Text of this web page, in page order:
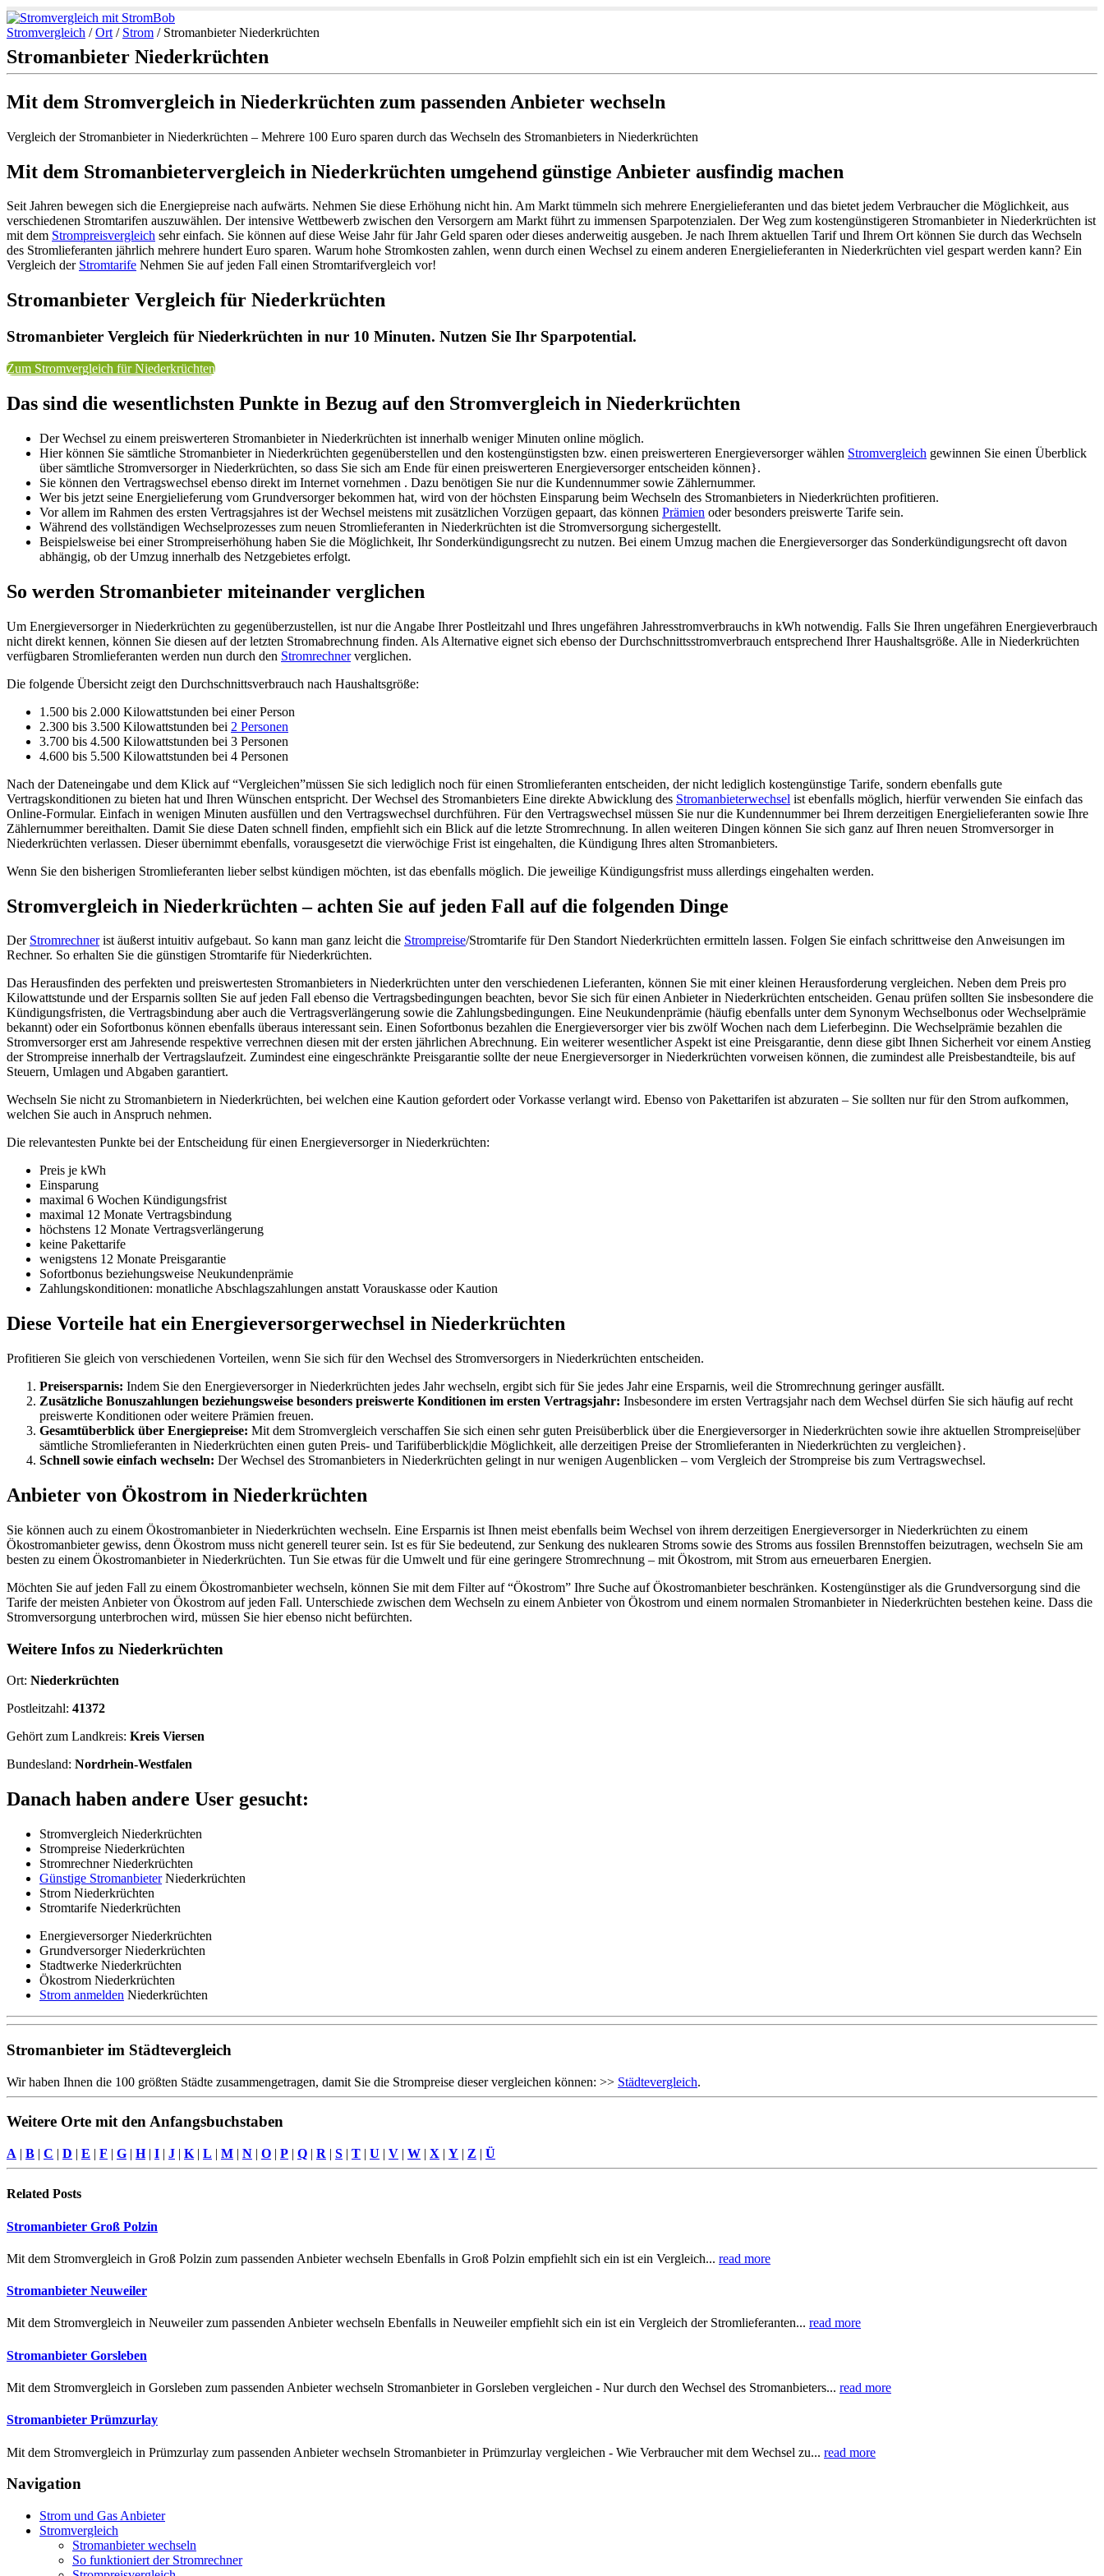
Stromvergleich /Ort / Strom / Stromanbieter Niederkrüchten
Stromanbieter Niederkrüchten
Mit dem Stromvergleich in Niederkrüchten zum passenden Anbieter wechseln
Vergleich der Stromanbieter in Niederkrüchten – Mehrere 100 Euro sparen durch das Wechseln des Stromanbieters in Niederkrüchten
Mit dem Stromanbietervergleich in Niederkrüchten umgehend günstige Anbieter ausfindig machen
Seit Jahren bewegen sich die Energiepreise nach aufwärts. Nehmen Sie diese Erhöhung nicht hin. Am Markt tümmeln sich mehrere Energielieferanten und das bietet jedem Verbraucher die Möglichkeit, aus
verschiedenen Stromtarifen auszuwählen. Der intensive Wettbewerb zwischen den Versorgern am Markt führt zu immensen Sparpotenzialen. Der Weg zum kostengünstigeren Stromanbieter in Niederkrüchten ist
mit dem Strompreisvergleich sehr einfach. Sie können auf diese Weise Jahr für Jahr Geld sparen oder dieses anderweitig ausgeben. Je nach Ihrem aktuellen Tarif und Ihrem Ort können Sie durch das Wechseln
des Stromlieferanten jährlich mehrere hundert Euro sparen. Warum hohe Stromkosten zahlen, wenn durch einen Wechsel zu einem anderen Energielieferanten in Niederkrüchten viel gespart werden kann? Ein
Vergleich der Stromtarife Nehmen Sie auf jeden Fall einen Stromtarifvergleich vor!
Stromanbieter Vergleich für Niederkrüchten
Stromanbieter Vergleich für Niederkrüchten in nur 10 Minuten. Nutzen Sie Ihr Sparpotential.
Zum Stromvergleich für Niederkrüchten
Das sind die wesentlichsten Punkte in Bezug auf den Stromvergleich in Niederkrüchten
Der Wechsel zu einem preiswerteren Stromanbieter in Niederkrüchten ist innerhalb weniger Minuten online möglich.
Hier können Sie sämtliche Stromanbieter in Niederkrüchten gegenüberstellen und den kostengünstigsten bzw. einen preiswerteren Energieversorger wählen Stromvergleich gewinnen Sie einen Überblick
über sämtliche Stromversorger in Niederkrüchten, so dass Sie sich am Ende für einen preiswerteren Energieversorger entscheiden können}.
Sie können den Vertragswechsel ebenso direkt im Internet vornehmen . Dazu benötigen Sie nur die Kundennummer sowie Zählernummer.
Wer bis jetzt seine Energielieferung vom Grundversorger bekommen hat, wird von der höchsten Einsparung beim Wechseln des Stromanbieters in Niederkrüchten profitieren.
Vor allem im Rahmen des ersten Vertragsjahres ist der Wechsel meistens mit zusätzlichen Vorzügen gepaart, das können Prämien oder besonders preiswerte Tarife sein.
Während des vollständigen Wechselprozesses zum neuen Stromlieferanten in Niederkrüchten ist die Stromversorgung sichergestellt.
Beispielsweise bei einer Strompreiserhöhung haben Sie die Möglichkeit, Ihr Sonderkündigungsrecht zu nutzen. Bei einem Umzug machen die Energieversorger das Sonderkündigungsrecht oft davon
abhängig, ob der Umzug innerhalb des Netzgebietes erfolgt.
So werden Stromanbieter miteinander verglichen
Um Energieversorger in Niederkrüchten zu gegenüberzustellen, ist nur die Angabe Ihrer Postleitzahl und Ihres ungefähren Jahresstromverbrauchs in kWh notwendig. Falls Sie Ihren ungefähren Energieverbrauch
nicht direkt kennen, können Sie diesen auf der letzten Stromabrechnung finden. Als Alternative eignet sich ebenso der Durchschnittsstromverbrauch entsprechend Ihrer Haushaltsgröße. Alle in Niederkrüchten
verfügbaren Stromlieferanten werden nun durch den Stromrechnerverglichen.
Die folgende Übersicht zeigt den Durchschnittsverbrauch nach Haushaltsgröße:
1.500 bis 2.000 Kilowattstunden bei einer Person
2.300 bis 3.500 Kilowattstunden bei 2 Personen
3.700 bis 4.500 Kilowattstunden bei 3 Personen
4.600 bis 5.500 Kilowattstunden bei 4 Personen
Nach der Dateneingabe und dem Klick auf “Vergleichen”müssen Sie sich lediglich noch für einen Stromlieferanten entscheiden, der nicht lediglich kostengünstige Tarife, sondern ebenfalls gute
Vertragskonditionen zu bieten hat und Ihren Wünschen entspricht. Der Wechsel des Stromanbieters Eine direkte Abwicklung des Stromanbieterwechsel ist ebenfalls möglich, hierfür verwenden Sie einfach das
Online-Formular. Einfach in wenigen Minuten ausfüllen und den Vertragswechsel durchführen. Für den Vertragswechsel müssen Sie nur die Kundennummer bei Ihrem derzeitigen Energielieferanten sowie Ihre
Zählernummer bereithalten. Damit Sie diese Daten schnell finden, empfiehlt sich ein Blick auf die letzte Stromrechnung. In allen weiteren Dingen können Sie sich ganz auf Ihren neuen Stromversorger in
Niederkrüchten verlassen. Dieser übernimmt ebenfalls, vorausgesetzt die vierwöchige Frist ist eingehalten, die Kündigung Ihres alten Stromanbieters.
Wenn Sie den bisherigen Stromlieferanten lieber selbst kündigen möchten, ist das ebenfalls möglich. Die jeweilige Kündigungsfrist muss allerdings eingehalten werden.
Stromvergleich in Niederkrüchten – achten Sie auf jeden Fall auf die folgenden Dinge
Der Stromrechnerist äußerst intuitiv aufgebaut. So kann man ganz leicht die Strompreise/Stromtarife für Den Standort Niederkrüchten ermitteln lassen. Folgen Sie einfach schrittweise den Anweisungen im
Rechner. So erhalten Sie die günstigen Stromtarife für Niederkrüchten.
Das Herausfinden des perfekten und preiswertesten Stromanbieters in Niederkrüchten unter den verschiedenen Lieferanten, können Sie mit einer kleinen Herausforderung vergleichen. Neben dem Preis pro
Kilowattstunde und der Ersparnis sollten Sie auf jeden Fall ebenso die Vertragsbedingungen beachten, bevor Sie sich für einen Anbieter in Niederkrüchten entscheiden. Genau prüfen sollten Sie insbesondere die
Kündigungsfristen, die Vertragsbindung aber auch die Vertragsverlängerung sowie die Zahlungsbedingungen. Eine Neukundenprämie (häufig ebenfalls unter dem Synonym Wechselbonus oder Wechselprämie
bekannt) oder ein Sofortbonus können ebenfalls überaus interessant sein. Einen Sofortbonus bezahlen die Energieversorger vier bis zwölf Wochen nach dem Lieferbeginn. Die Wechselprämie bezahlen die
Stromversorger erst am Jahresende respektive verrechnen diesen mit der ersten jährlichen Abrechnung. Ein weiterer wesentlicher Aspekt ist eine Preisgarantie, denn diese gibt Ihnen Sicherheit vor einem Anstieg
der Strompreise innerhalb der Vertragslaufzeit. Zumindest eine eingeschränkte Preisgarantie sollte der neue Energieversorger in Niederkrüchten vorweisen können, die zumindest alle Preisbestandteile, bis auf
Steuern, Umlagen und Abgaben garantiert.
Wechseln Sie nicht zu Stromanbietern in Niederkrüchten, bei welchen eine Kaution gefordert oder Vorkasse verlangt wird. Ebenso von Pakettarifen ist abzuraten – Sie sollten nur für den Strom aufkommen,
welchen Sie auch in Anspruch nehmen.
Die relevantesten Punkte bei der Entscheidung für einen Energieversorger in Niederkrüchten:
Preis je kWh
Einsparung
maximal 6 Wochen Kündigungsfrist
maximal 12 Monate Vertragsbindung
höchstens 12 Monate Vertragsverlängerung
keine Pakettarife
wenigstens 12 Monate Preisgarantie
Sofortbonus beziehungsweise Neukundenprämie
Zahlungskonditionen: monatliche Abschlagszahlungen anstatt Vorauskasse oder Kaution
Diese Vorteile hat ein Energieversorgerwechsel in Niederkrüchten
Profitieren Sie gleich von verschiedenen Vorteilen, wenn Sie sich für den Wechsel des Stromversorgers in Niederkrüchten entscheiden.
Preisersparnis: Indem Sie den Energieversorger in Niederkrüchten jedes Jahr wechseln, ergibt sich für Sie jedes Jahr eine Ersparnis, weil die Stromrechnung geringer ausfällt.
Zusätzliche Bonuszahlungen beziehungsweise besonders preiswerte Konditionen im ersten Vertragsjahr: Insbesondere im ersten Vertragsjahr nach dem Wechsel dürfen Sie sich häufig auf recht
preiswerte Konditionen oder weitere Prämien freuen.
Gesamtüberblick über Energiepreise: Mit dem Stromvergleich verschaffen Sie sich einen sehr guten Preisüberblick über die Energieversorger in Niederkrüchten sowie ihre aktuellen Strompreise|über
sämtliche Stromlieferanten in Niederkrüchten einen guten Preis- und Tarifüberblick|die Möglichkeit, alle derzeitigen Preise der Stromlieferanten in Niederkrüchten zu vergleichen}.
Schnell sowie einfach wechseln: Der Wechsel des Stromanbieters in Niederkrüchten gelingt in nur wenigen Augenblicken – vom Vergleich der Strompreise bis zum Vertragswechsel.
Anbieter von Ökostrom in Niederkrüchten
Sie können auch zu einem Ökostromanbieter in Niederkrüchten wechseln. Eine Ersparnis ist Ihnen meist ebenfalls beim Wechsel von ihrem derzeitigen Energieversorger in Niederkrüchten zu einem
Ökostromanbieter gewiss, denn Ökostrom muss nicht generell teurer sein. Ist es für Sie bedeutend, zur Senkung des nuklearen Stroms sowie des Stroms aus fossilen Brennstoffen beizutragen, wechseln Sie am
besten zu einem Ökostromanbieter in Niederkrüchten. Tun Sie etwas für die Umwelt und für eine geringere Stromrechnung – mit Ökostrom, mit Strom aus erneuerbaren Energien.
Möchten Sie auf jeden Fall zu einem Ökostromanbieter wechseln, können Sie mit dem Filter auf “Ökostrom” Ihre Suche auf Ökostromanbieter beschränken. Kostengünstiger als die Grundversorgung sind die
Tarife der meisten Anbieter von Ökostrom auf jeden Fall. Unterschiede zwischen dem Wechseln zu einem Anbieter von Ökostrom und einem normalen Stromanbieter in Niederkrüchten bestehen keine. Dass die
Stromversorgung unterbrochen wird, müssen Sie hier ebenso nicht befürchten.
Weitere Infos zu Niederkrüchten
Ort: Niederkrüchten
Postleitzahl: 41372
Gehört zum Landkreis: Kreis Viersen
Bundesland: Nordrhein-Westfalen
Danach haben andere User gesucht:
Stromvergleich Niederkrüchten
Strompreise Niederkrüchten
Stromrechner Niederkrüchten
Günstige StromanbieterNiederkrüchten
Strom Niederkrüchten
Stromtarife Niederkrüchten
Energieversorger Niederkrüchten
Grundversorger Niederkrüchten
Stadtwerke Niederkrüchten
Ökostrom Niederkrüchten
Strom anmelden Niederkrüchten
Stromanbieter im Städtevergleich
Wir haben Ihnen die 100 größten Städte zusammengetragen, damit Sie die Strompreise dieser vergleichen können: >> Städtevergleich.
Weitere Orte mit den Anfangsbuchstaben
A | B | C | D | E | F | G | H| I | J | K | L | M | N | O | P | Q | R | S | T | U | V | W | X | Y | Z | Ü
Related Posts
Stromanbieter Groß Polzin
Mit dem Stromvergleich in Groß Polzin zum passenden Anbieter wechseln Ebenfalls in Groß Polzin empfiehlt sich ein ist ein Vergleich... read more
Stromanbieter Neuweiler
Mit dem Stromvergleich in Neuweiler zum passenden Anbieter wechseln Ebenfalls in Neuweiler empfiehlt sich ein ist ein Vergleich der Stromlieferanten... read more
Stromanbieter Gorsleben
Mit dem Stromvergleich in Gorsleben zum passenden Anbieter wechseln Stromanbieter in Gorsleben vergleichen - Nur durch den Wechsel des Stromanbieters... read more
Stromanbieter Prümzurlay
Mit dem Stromvergleich in Prümzurlay zum passenden Anbieter wechseln Stromanbieter in Prümzurlay vergleichen - Wie Verbraucher mit dem Wechsel zu... read more
Navigation
Strom und Gas Anbieter
Stromvergleich
Stromanbieter wechseln
So funktioniert der Stromrechner